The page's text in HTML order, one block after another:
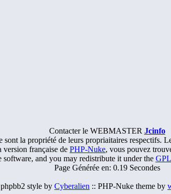
Contacter le WEBMASTER Jcinfo
sont la propriété de leurs propriaitaires respectifs.
version française de PHP-Nuke, vous pouvez
and you may redistribute it under the GPL
Page Générée en: 0.19 Secondes
style by Cyberalien :: PHP-Nuke theme by